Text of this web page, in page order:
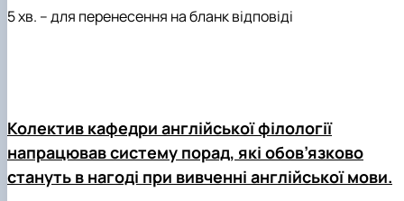
5 хв. – для перенесення на бланк відповіді
Колектив кафедри англійської філології
напрацював систему порад, які обов’язково
стануть в нагоді при вивченні англійської мови.